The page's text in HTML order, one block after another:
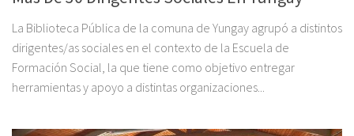
La Biblioteca Pública de la comuna de Yungay agrupó a distintos
dirigentes/as sociales en el contexto de la Escuela de
Formación Social, la que tiene como objetivo entregar
herramientas y apoyo a distintas organizaciones...